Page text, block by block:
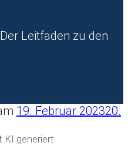
Leitfaden zu den
19. Februar 202320.
KI generiert.